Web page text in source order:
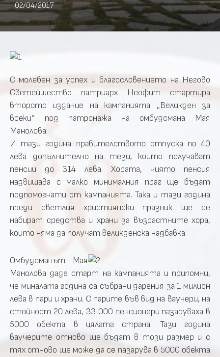
02/04/2017
С молебен за успех и благословението на Негово
Светейшество патриарх Неофит стартира
второто издание на кампанията „Великден за
всеки“ под патронажа на омбудсмана Мая
Манолова.
И тази година правителството отпуска по 40
лева допълнително на тези, които получават
пенсии до 314 лева. Хората, чиято пенсия
надвишава с малко минималния праг ще бъдат
подпомогнати от кампанията. Така и тази година
преди светлия християнски празник ще се
набират средства и храни за възрастните хора,
които няма да получат великденска надбавка.
Омбудсманът Мая
Манолова даде старт на кампанията и припомни,
че миналата година са събрани дарения за 1 милион
лева в пари и храни. С парите във вид на ваучери, на
стойност 20 лева, 33 000 пенсионери пазаруваха в
5000 обекта в цялата страна. Тази година
ваучерите отново ще бъдат в този размер и с
тях отново ще може да се пазарува в 5000 обекта